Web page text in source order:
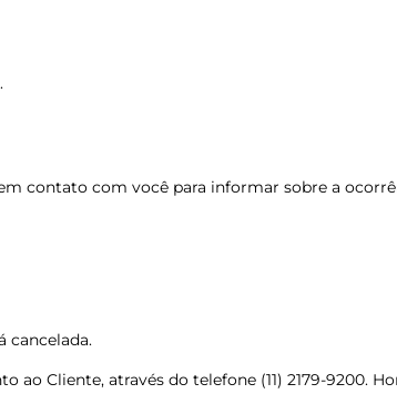
contato com você para informar sobre a
cancelada.
Cliente, através do telefone (11) 2179-9200.